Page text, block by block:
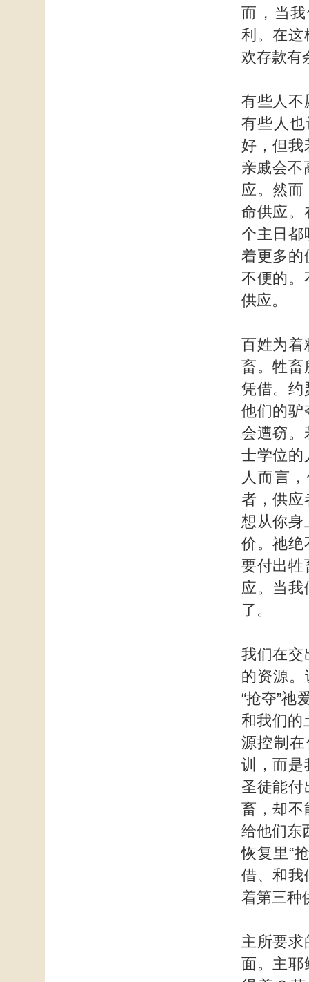
而，当
利。在这
欢存款有
有些人不
有些人
好，但我
亲戚会不
应。然而
命供应。
个主日都
着更多的
不便的。
供应。
百姓为着
畜。牲畜
凭借。约
他们的驴
会遭窃。
士学位的
人而言
者，供应
想从你身
价。祂绝
要付出牲
应。当我
了。
我们在交
的资源。
“抢夺”祂
和我们的
源控制
训，而是
圣徒能付
畜，却不
给他们东
恢复里“
借、和我
着第三种
主所要求
面。主耶